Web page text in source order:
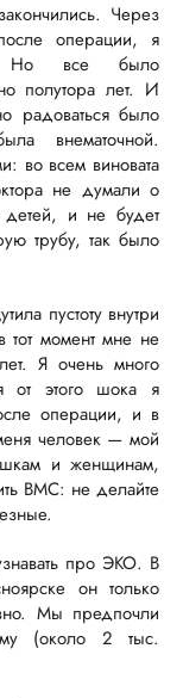
Через
операции, я
Но все было
полутора лет. И
радоваться было
внематочной.
во всем виновата
не думали о
и не будет
трубу, так было
пустоту внутри
момент мне не
Я очень много
от этого шока я
операции, и в
человек — мой
и женщинам,
ВМС: не делайте
про ЭКО. В
он только
Мы предпочли
(около 2 тыс.